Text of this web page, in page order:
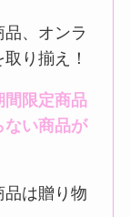
、オンラ
り揃え！
間限定商品
ない商品が
品は贈り物